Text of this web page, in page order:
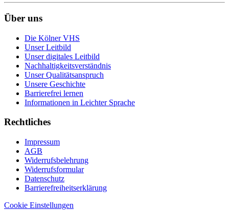
Über uns
Die Kölner VHS
Unser Leitbild
Unser digitales Leitbild
Nachhaltigkeitsverständnis
Unser Qualitätsanspruch
Unsere Geschichte
Barrierefrei lernen
Informationen in Leichter Sprache
Rechtliches
Impressum
AGB
Widerrufsbelehrung
Widerrufsformular
Datenschutz
Barrierefreiheitserklärung
Cookie Einstellungen